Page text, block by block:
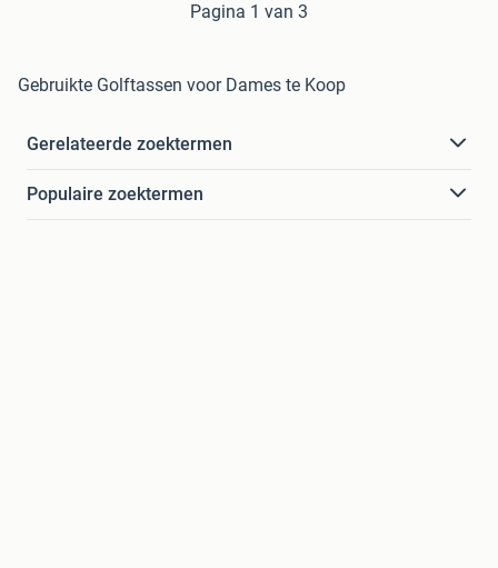
Pagina 1 van 3
Gebruikte Golftassen voor Dames te Koop
Gerelateerde zoektermen
Populaire zoektermen